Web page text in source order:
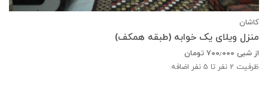
کاشان
منزل ویلای یک خوابه (طبقه همکف)
از شبی ۷۰۰٫۰۰۰ تومان
ظرفیت 2 نفر تا 5 نفر اضافه